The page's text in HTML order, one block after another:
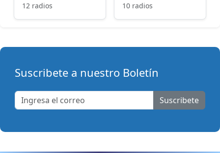
12 radios 10 radios
Suscribete a nuestro Boletín
Suscribete